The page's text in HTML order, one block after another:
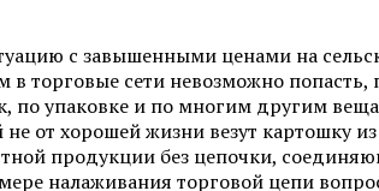
с завышенными ценами на
торговые сети невозможно попасть,
по упаковке и по многим другим
от хорошей жизни везут картошку
продукции без цепочки,
налаживания торговой цепи